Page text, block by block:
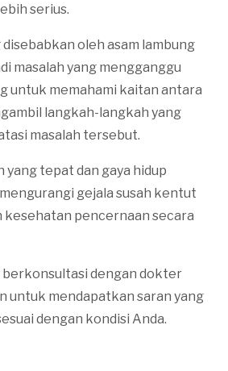
serius.
oleh asam lambung
masalah yang mengganggu
untuk memahami kaitan antara
langkah-langkah yang
masalah tersebut.
yang tepat dan gaya hidup
gejala susah kentut
pencernaan secara
berkonsultasi dengan dokter
untuk mendapatkan saran yang
dengan kondisi Anda.